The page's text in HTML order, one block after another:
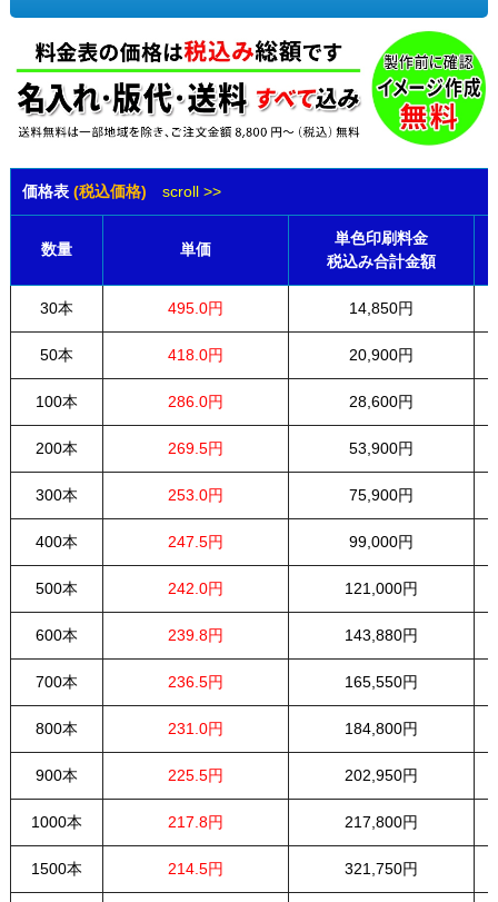
価格表 (税込価格) scroll >>
数量 単価
単色印刷料金
税込み合計金額
30本 495.0円 14,850円
50本 418.0円 20,900円
100本 286.0円 28,600円
200本 269.5円 53,900円
300本 253.0円 75,900円
400本 247.5円 99,000円
500本 242.0円 121,000円
600本 239.8円 143,880円
700本 236.5円 165,550円
800本 231.0円 184,800円
900本 225.5円 202,950円
1000本 217.8円 217,800円
1500本 214.5円 321,750円